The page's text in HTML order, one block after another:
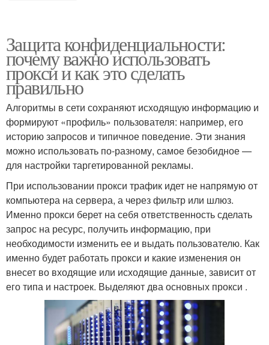
Защита конфиденциальности:
почему важно использовать
прокси и как это сделать
правильно
Алгоритмы в сети сохраняют исходящую информацию и
формируют «профиль» пользователя: например, его
историю запросов и типичное поведение. Эти знания
можно использовать по-разному, самое безобидное —
для настройки таргетированной рекламы.
При использовании прокси трафик идет не напрямую от
компьютера на сервера, а через фильтр или шлюз.
Именно прокси берет на себя ответственность сделать
запрос на ресурс, получить информацию, при
необходимости изменить ее и выдать пользователю. Как
именно будет работать прокси и какие изменения он
внесет во входящие или исходящие данные, зависит от
его типа и настроек. Выделяют два основных прокси .